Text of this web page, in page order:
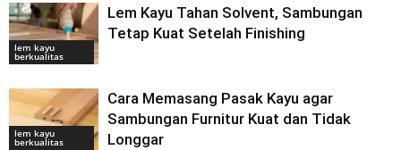
lem kayu
berkualitas
Lem Kayu Tahan Solvent, Sambungan
Tetap Kuat Setelah Finishing
lem kayu
berkualitas
Cara Memasang Pasak Kayu agar
Sambungan Furnitur Kuat dan Tidak
Longgar